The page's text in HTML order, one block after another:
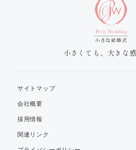
小さくても、大きな感
サイトマップ
会社概要
採用情報
関連リンク